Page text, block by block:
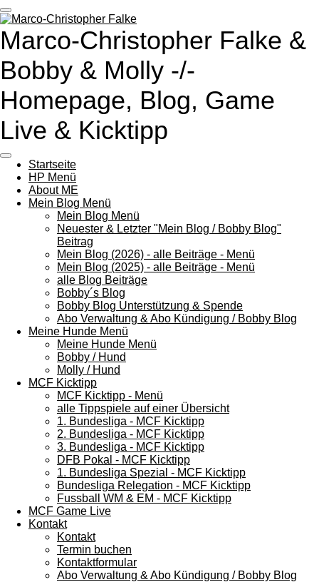
Zum
Hauptinhalt
springen
Marco-Christopher Falke &
Bobby & Molly -/-
Homepage, Blog, Game
Live & Kicktipp
Startseite
HP Menü
About ME
Mein Blog Menü
Mein Blog Menü
Neuester & Letzter "Mein Blog / Bobby Blog"
Beitrag
Mein Blog (2026) - alle Beiträge - Menü
Mein Blog (2025) - alle Beiträge - Menü
alle Blog Beiträge
Bobby´s Blog
Bobby Blog Unterstützung & Spende
Abo Verwaltung & Abo Kündigung / Bobby Blog
Meine Hunde Menü
Meine Hunde Menü
Bobby / Hund
Molly / Hund
MCF Kicktipp
MCF Kicktipp - Menü
alle Tippspiele auf einer Übersicht
1. Bundesliga - MCF Kicktipp
2. Bundesliga - MCF Kicktipp
3. Bundesliga - MCF Kicktipp
DFB Pokal - MCF Kicktipp
1. Bundesliga Spezial - MCF Kicktipp
Bundesliga Relegation - MCF Kicktipp
Fussball WM & EM - MCF Kicktipp
MCF Game Live
Kontakt
Kontakt
Termin buchen
Kontaktformular
Abo Verwaltung & Abo Kündigung / Bobby Blog